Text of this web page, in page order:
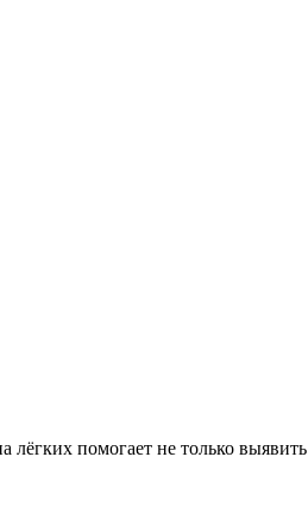
помогает не только выявить